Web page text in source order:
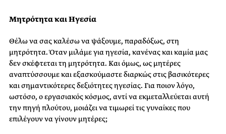
Μητρότητα και Ηγεσία
Θέλω να σας καλέσω να ψάξουμε, παραδόξως, στη
μητρότητα. Όταν μιλάμε για ηγεσία, κανένας και καμία μας
δεν σκέφτεται τη μητρότητα. Και όμως, ως μητέρες
αναπτύσσουμε και εξασκούμαστε διαρκώς στις βασικότερες
και σημαντικότερες δεξιότητες ηγεσίας. Για ποιον λόγο,
ωστόσο, ο εργασιακός κόσμος, αντί να εκμεταλλεύεται αυτή
την πηγή πλούτου, μοιάζει να τιμωρεί τις γυναίκες που
επιλέγουν να γίνουν μητέρες;